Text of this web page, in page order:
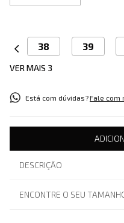
38 39
VER MAIS 3
Está com dúvidas?Fale com
DESCRIÇÃO
ENCONTRE O SEU